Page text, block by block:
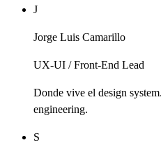
J
Jorge Luis Camarillo
UX-UI / Front-End Lead
Donde vive el design
engineering.
S